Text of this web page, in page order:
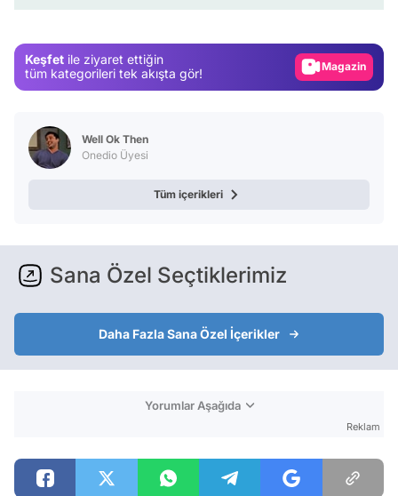
Keşfet ile ziyaret ettiğin
tüm kategorileri tek akışta gör!
Test
Magazin
Well Ok Then
Onedio Üyesi
Tüm içerikleri
Sana Özel Seçtiklerimiz
Daha Fazla Sana Özel İçerikler
Yorumlar Aşağıda
Reklam